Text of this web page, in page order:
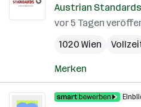
Austrian Standards
vor 5 Tagen
1020 Wien
Merken